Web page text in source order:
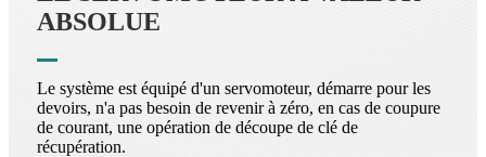
ABSOLUE
Le système est équipé d'un servomoteur, démarre pour les
devoirs, n'a pas besoin de revenir à zéro, en cas de coupure
de courant, une opération de découpe de clé de
récupération.